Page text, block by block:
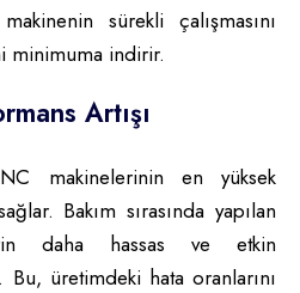
sürekli çalışmasını
minimuma indirir.
Artışı
makinelerinin en yüksek
Bakım sırasında yapılan
daha hassas ve etkin
Bu, üretimdeki hata oranlarını